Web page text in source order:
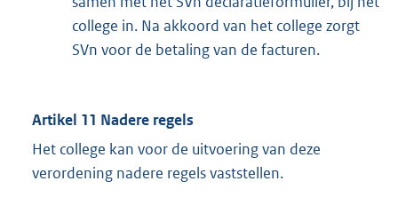
college in. Na akkoord van het college zorgt
SVn voor de betaling van de facturen.
Artikel 11 Nadere regels
Het college kan voor de uitvoering van deze
verordening nadere regels vaststellen.